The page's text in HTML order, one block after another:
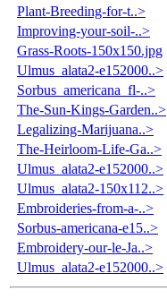
Plant-Breeding-for-t..>
Improving-your-soil-..>
Grass-Roots-150x150.jpg
Ulmus_alata2-e152000..>
Sorbus_americana_fl-..>
The-Sun-Kings-Garden..>
Legalizing-Marijuana..>
The-Heirloom-Life-Ga..>
Ulmus_alata2-e152000..>
Ulmus_alata2-150x112..>
Embroideries-from-a-..>
Sorbus-americana-e15..>
Embroidery-our-le-Ja..>
Ulmus_alata2-e152000..>